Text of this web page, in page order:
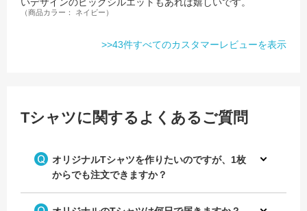
（商品カラー： ネイビー）
>>43件すべてのカスタマーレビューを表示
Tシャツに関するよくあるご質問
オリジナルTシャツを作りたいのですが、1枚
からでも注文できますか？